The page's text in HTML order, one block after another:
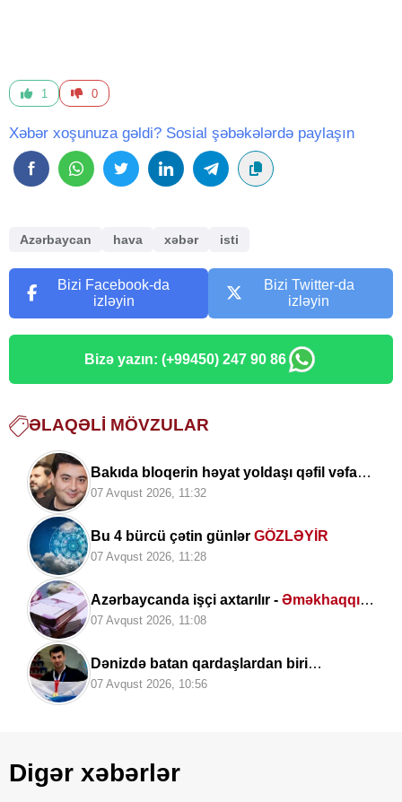
1 0
Xəbər xoşunuza gəldi? Sosial şəbəkələrdə paylaşın
Azərbaycan hava xəbər isti
Bizi Facebook-da
izləyin
Bizi Twitter-da
izləyin
Bizə yazın: (+99450) 247 90 86
ƏLAQƏLI MÖVZULAR
Bakıda bloqerin həyat yoldaşı qəfil vəfat
etdi -FOTO
07 Avqust 2026, 11:32
Bu 4 bürcü çətin günlər GÖZLƏYİR
07 Avqust 2026, 11:28
Azərbaycanda işçi axtarılır - Əməkhaqqı
10 min manatdır
07 Avqust 2026, 11:08
Dənizdə batan qardaşlardan biri
Azərbaycan çempionu imiş
07 Avqust 2026, 10:56
Digər xəbərlər